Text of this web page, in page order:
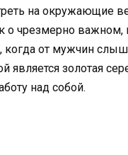
на окружающие
о чрезмерно
когда от мужчин
является золотая
над собой.